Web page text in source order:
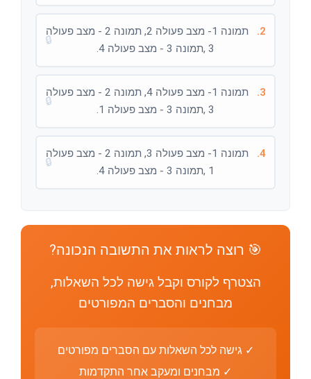
2.
תמונה 1- מצב פעולה 2, תמונה 2 - מצב פעולה
3 ,תמונה 3 - מצב פעולה 4.
🔒
3.
תמונה 1- מצב פעולה 4, תמונה 2 - מצב פעולה
3 ,תמונה 3 - מצב פעולה 1.
🔒
4.
תמונה 1- מצב פעולה 3, תמונה 2 - מצב פעולה
1 ,תמונה 3 - מצב פעולה 4.
🔒
🎯 רוצה לראות את התשובה הנכונה?
הצטרף לקורס וקבל גישה לכל השאלות,
מבחנים והסברים המפורטים
✓ גישה לכל השאלות עם הסברים מפורטים
✓ מבחנים ומעקב אחר התקדמות